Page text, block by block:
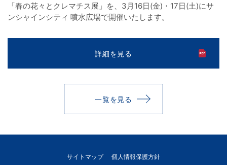
「春の花々とクレマチス展」を、3月16日(金)・17日(土)にサ
ンシャインシティ 噴水広場で開催いたします。
詳細を見る
一覧を見る
サイトマップ
個人情報保護方針